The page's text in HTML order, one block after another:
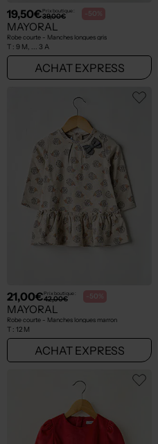
19,50€Prix boutique :
39,00€ -50%
MAYORAL
Robe courte - Manches longues gris
T : 9 M, ... 3 A
ACHAT EXPRESS
21,00€Prix boutique :
42,00€ -50%
MAYORAL
Robe courte - Manches longues marron
T : 12 M
ACHAT EXPRESS